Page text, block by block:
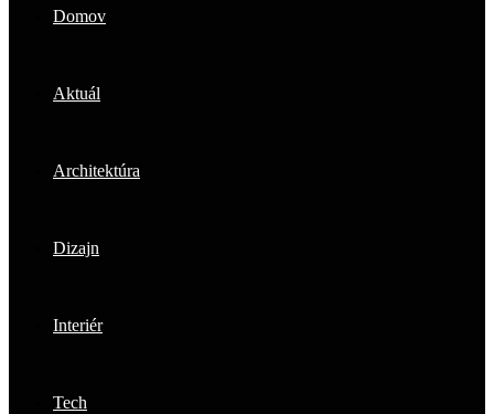
Domov
Aktuál
Architektúra
Dizajn
Interiér
Tech